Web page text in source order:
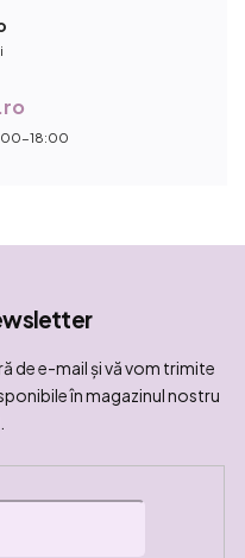
18:00
de e-mail şi vă vom trimite
în magazinul nostru